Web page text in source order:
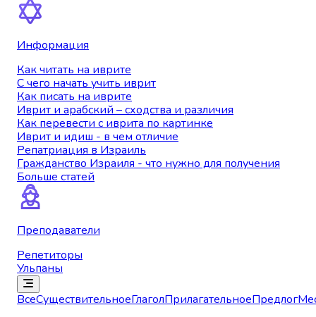
Информация
Как читать на иврите
С чего начать учить иврит
Как писать на иврите
Иврит и арабский – сходства и различия
Как перевести с иврита по картинке
Иврит и идиш - в чем отличие
Репатриация в Израиль
Гражданство Израиля - что нужно для получения
Больше статей
Преподаватели
Репетиторы
Ульпаны
ВсеСуществительноеГлаголПрилагательноеПредлог